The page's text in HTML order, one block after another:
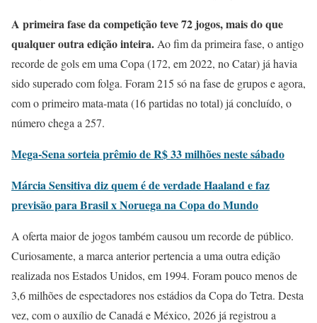
A primeira fase da competição teve 72 jogos, mais do que
qualquer outra edição inteira. Ao fim da primeira fase, o antigo
recorde de gols em uma Copa (172, em 2022, no Catar) já havia
sido superado com folga. Foram 215 só na fase de grupos e agora,
com o primeiro mata-mata (16 partidas no total) já concluído, o
número chega a 257.
Mega-Sena sorteia prêmio de R$ 33 milhões neste sábado
Márcia Sensitiva diz quem é de verdade Haaland e faz
previsão para Brasil x Noruega na Copa do Mundo
A oferta maior de jogos também causou um recorde de público.
Curiosamente, a marca anterior pertencia a uma outra edição
realizada nos Estados Unidos, em 1994. Foram pouco menos de
3,6 milhões de espectadores nos estádios da Copa do Tetra. Desta
vez, com o auxílio de Canadá e México, 2026 já registrou a